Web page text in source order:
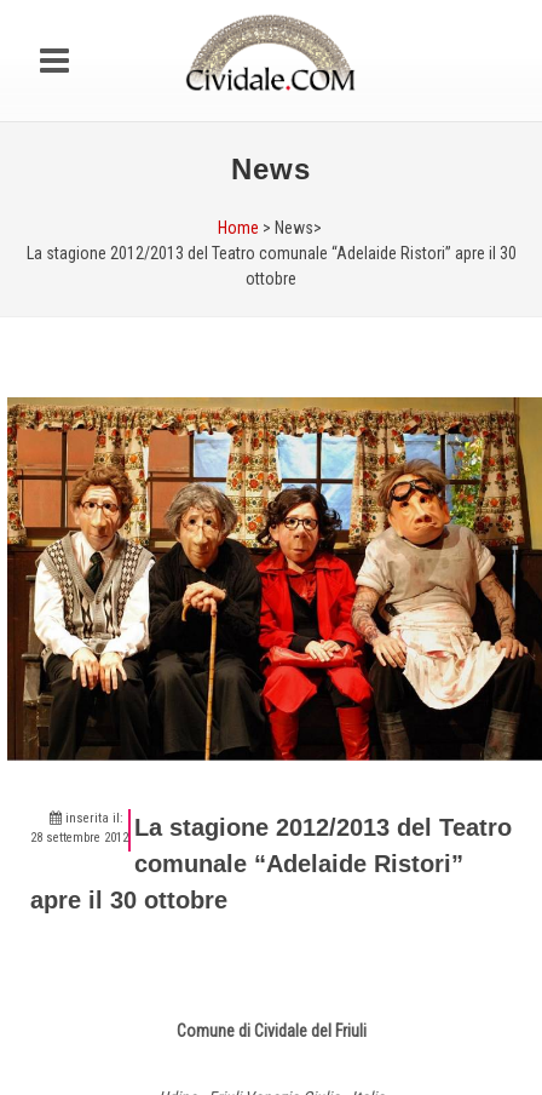
News
Home > News>
La stagione 2012/2013 del Teatro comunale “Adelaide Ristori” apre il 30
ottobre
inserita il:
28 settembre 2012 La stagione 2012/2013 del Teatro
comunale “Adelaide Ristori”
apre il 30 ottobre
Comune di Cividale del Friuli